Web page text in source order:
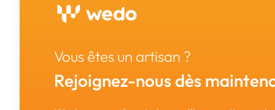
Vous êtes un artisan ?
Rejoignez-nous dès